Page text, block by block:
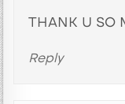
THANK U SO
Reply